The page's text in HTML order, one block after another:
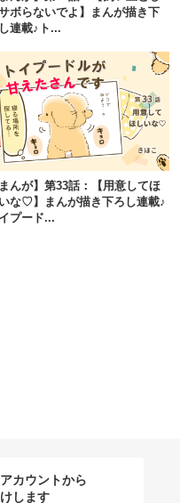
ボらないでよ】まんが描き下
連載♪ト...
まんが】第33話：【用意してほ
な♡】まんが描き下ろし連載♪
プード...
カウントから
します
閉じる
く
ロードする